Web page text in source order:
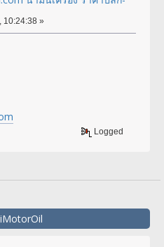
10:24:38 »
Logged